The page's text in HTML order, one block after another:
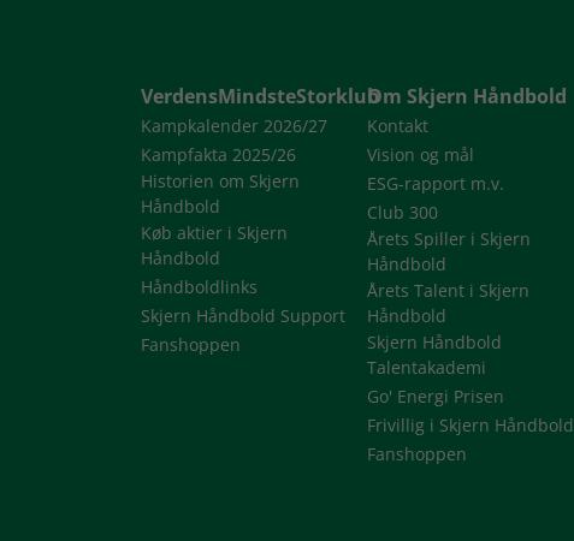
VerdensMindsteStorklub
Kampkalender 2026/27
Kampfakta 2025/26
Historien om Skjern
Håndbold
Køb aktier i Skjern
Håndbold
Håndboldlinks
Skjern Håndbold Support
Fanshoppen
Om Skjern Håndbold
Kontakt
Vision og mål
ESG-rapport m.v.
Club 300
Årets Spiller i Skjern
Håndbold
Årets Talent i Skjern
Håndbold
Skjern Håndbold
Talentakademi
Go' Energi Prisen
Frivillig i Skjern Håndbold
Fanshoppen